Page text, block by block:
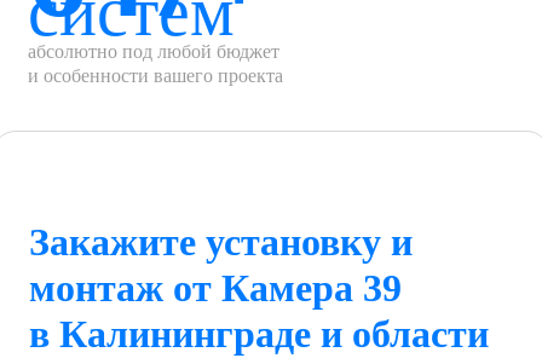
абсолютно под любой бюджет
и особенности вашего проекта
Закажите установку и
монтаж от Камера 39
в Калининграде и области